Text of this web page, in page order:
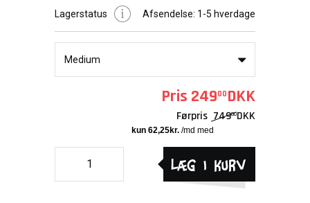
Lagerstatus Afsendelse: 1-5 hverdage
Medium
Pris 24900 DKK
Førpris 74900DKK
Læg i kurv